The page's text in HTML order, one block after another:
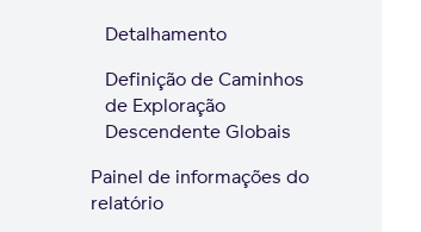
Detalhamento
Definição de Caminhos
de Exploração
Descendente Globais
Painel de informações do
relatório